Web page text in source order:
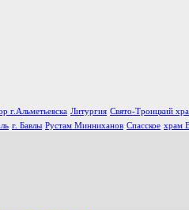
г.Альметьевска Литургия Свято-Троицкий
г. Бавлы Рустам Минниханов Спасское храм